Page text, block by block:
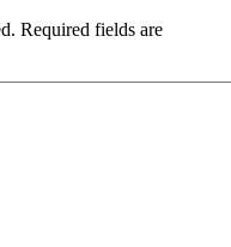
Required fields are